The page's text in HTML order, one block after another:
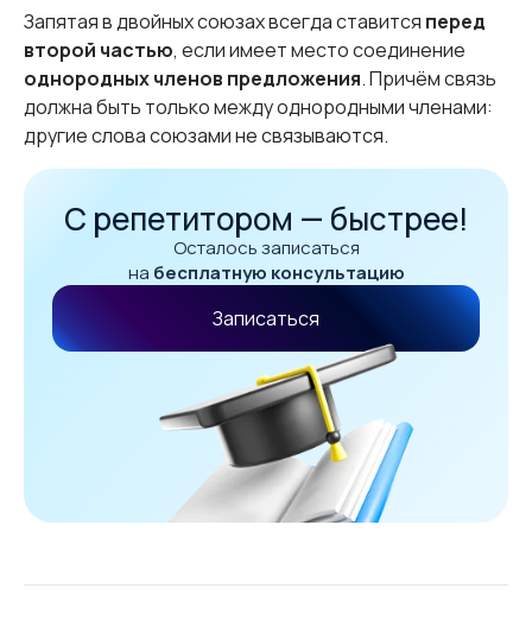
Запятая в двойных союзах всегда ставится перед
второй частью, если имеет место соединение
однородных членов предложения. Причём связь
должна быть только между однородными членами:
другие слова союзами не связываются.
С репетитором — быстрее!
Осталось записаться
на бесплатную консультацию
Записаться